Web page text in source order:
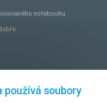
notebooku.
používá soubory